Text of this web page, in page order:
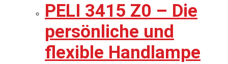
PELI 3415 Z0 – Die
persönliche und
flexible Handlampe